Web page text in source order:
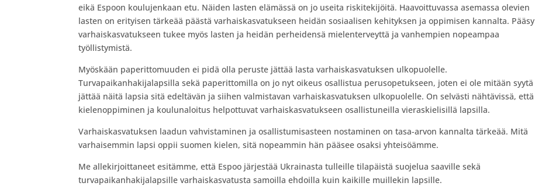
eikä Espoon koulujenkaan etu. Näiden lasten elämässä on jo useita riskitekijöitä. Haavoittuvassa asemassa olevien
lasten on erityisen tärkeää päästä varhaiskasvatukseen heidän sosiaalisen kehityksen ja oppimisen kannalta. Pääsy
varhaiskasvatukseen tukee myös lasten ja heidän perheidensä mielenterveyttä ja vanhempien nopeampaa
työllistymistä.
Myöskään paperittomuuden ei pidä olla peruste jättää lasta varhaiskasvatuksen ulkopuolelle.
Turvapaikanhakijalapsilla sekä paperittomilla on jo nyt oikeus osallistua perusopetukseen, joten ei ole mitään syytä
jättää näitä lapsia sitä edeltävän ja siihen valmistavan varhaiskasvatuksen ulkopuolelle. On selvästi nähtävissä, että
kielenoppiminen ja koulunaloitus helpottuvat varhaiskasvatukseen osallistuneilla vieraskielisillä lapsilla.
Varhaiskasvatuksen laadun vahvistaminen ja osallistumisasteen nostaminen on tasa-arvon kannalta tärkeää. Mitä
varhaisemmin lapsi oppii suomen kielen, sitä nopeammin hän pääsee osaksi yhteisöämme.
Me allekirjoittaneet esitämme, että Espoo järjestää Ukrainasta tulleille tilapäistä suojelua saaville sekä
turvapaikanhakijalapsille varhaiskasvatusta samoilla ehdoilla kuin kaikille muillekin lapsille.